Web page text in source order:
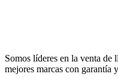
Somos líderes en la venta de
mejores marcas con garantía